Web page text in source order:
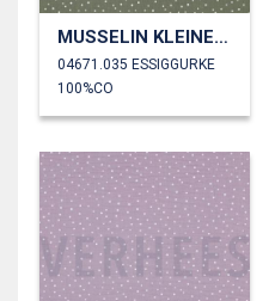
MUSSELIN KLEINE PUNKTE
04671.035 ESSIGGURKE
100%CO